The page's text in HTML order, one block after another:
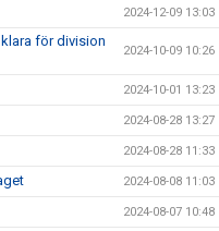
2024-12-09 13:03
för division
2024-10-09 10:26
2024-10-01 13:23
2024-08-28 13:27
2024-08-28 11:33
2024-08-08 11:03
2024-08-07 10:48